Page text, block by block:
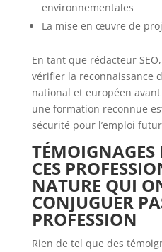
environnementales
La mise en œuvre de
En tant que rédacteur
vérifier la reconnaissance
national et européen
une formation reconnue
sécurité pour l’emploi
CES
NATURE QUI
CONJUGUER
PROFESSION
Rien de tel que des